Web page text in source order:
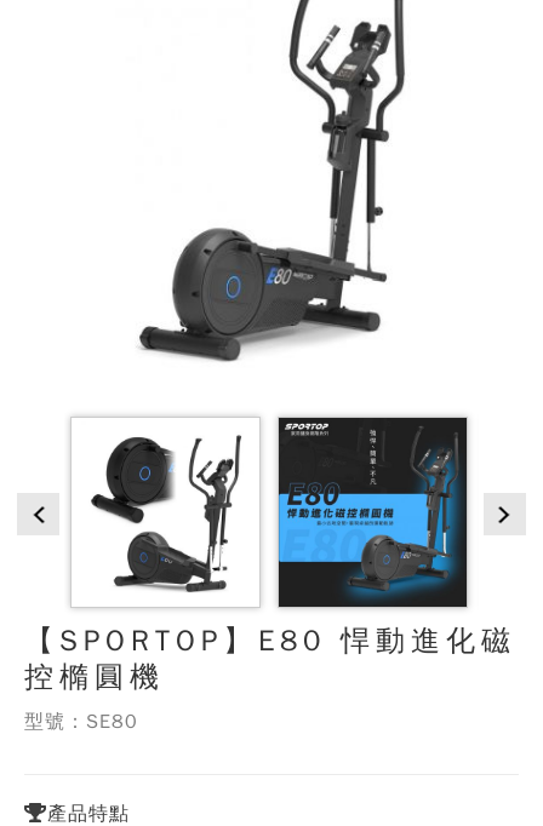
【SPORTOP】E80 悍動進化磁
控橢圓機
型號：SE80
產品特點